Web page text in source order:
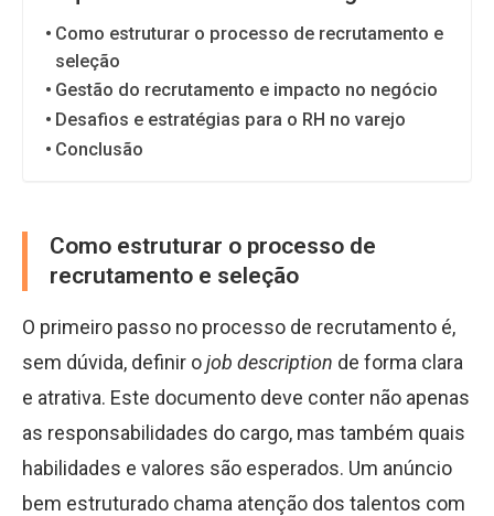
Como estruturar o processo de recrutamento e
seleção
Gestão do recrutamento e impacto no negócio
Desafios e estratégias para o RH no varejo
Conclusão
Como estruturar o processo de
recrutamento e seleção
O primeiro passo no processo de recrutamento é,
sem dúvida, definir ojob description de forma clara
e atrativa. Este documento deve conter não apenas
as responsabilidades do cargo, mas também quais
habilidades e valores são esperados. Um anúncio
bem estruturado chama atenção dos talentos com